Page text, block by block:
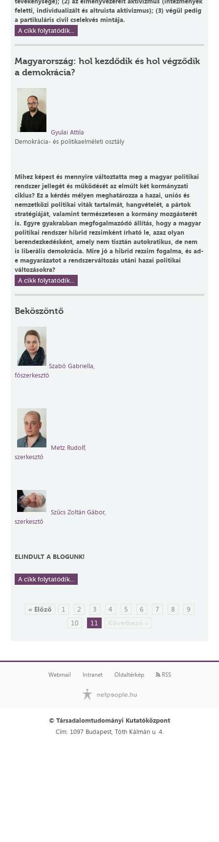
feletti, individualizált és altruista aktivizmus); (3) végül pedig
a partikuláris civil cselekvés mintája.
A cikk folytatódik...
Magyarország: hol kezdődik és hol végződik
a demokrácia?
Gyulai Attila
Demokrácia- és politikaelméleti osztály
Mihez képest és mennyire változtatta meg a magyar politikai
rendszer jellegét és működését az elmúlt két kormányzati
ciklus? Ez a kérdés mélyen meghatározza a hazai, uniós és
nemzetközi politikai viták tartalmát, hangvételét, a pártok
stratégiáját, valamint természetesen a kormány mozgásterét
is. Egyre gyakrabban megfogalmazódó állítás, hogy a magyar
politikai rendszer hibrid rezsimként írható le, azaz olyan
berendezkedésként, amely nem tisztán autokratikus, de nem
is liberális demokrácia. Mire jó a hibrid rezsim fogalma, és ad-
e magyarázatot a rendszerváltozás utáni hazai politikai
változásokra?
A cikk folytatódik...
Beköszöntő
Szabó Gabriella,
főszerkesztő
Metz Rudolf,
szerkesztő
Szűcs ZoltánGábor,
szerkesztő
ELINDULT A BLOGUNK!
A cikk folytatódik...
« Előző 1 2 3 4 5 6 7 8
9
10
11
Webmail Intranet Oldaltérkép RSS
© Társadalomtudományi Kutatóközpont
Cím: 1097 Budapest, Tóth Kálmán u. 4.